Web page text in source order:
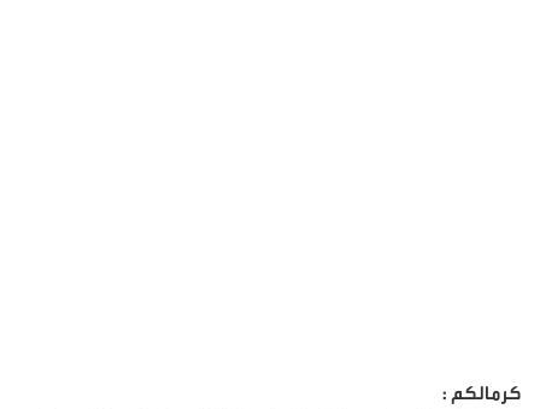
كرمالكم :